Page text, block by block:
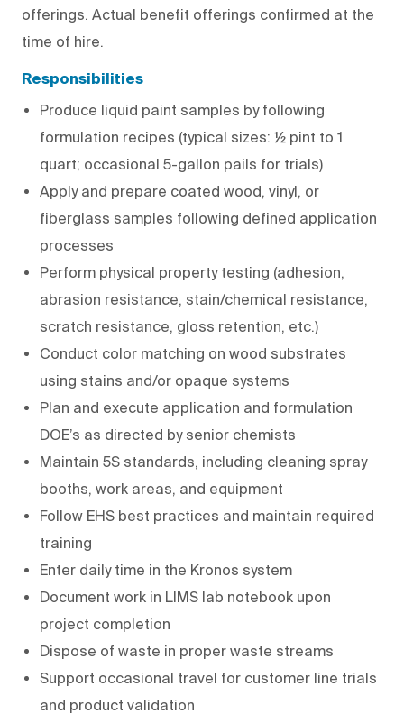
offerings. Actual benefit offerings confirmed at the
time of hire.
Responsibilities
Produce liquid paint samples by following
formulation recipes (typical sizes: ½ pint to 1
quart; occasional 5-gallon pails for trials)
Apply and prepare coated wood, vinyl, or
fiberglass samples following defined application
processes
Perform physical property testing (adhesion,
abrasion resistance, stain/chemical resistance,
scratch resistance, gloss retention, etc.)
Conduct color matching on wood substrates
using stains and/or opaque systems
Plan and execute application and formulation
DOE’s as directed by senior chemists
Maintain 5S standards, including cleaning spray
booths, work areas, and equipment
Follow EHS best practices and maintain required
training
Enter daily time in the Kronos system
Document work in LIMS lab notebook upon
project completion
Dispose of waste in proper waste streams
Support occasional travel for customer line trials
and product validation